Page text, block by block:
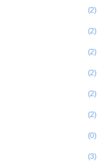
(2)
(2)
(2)
(2)
(2)
(2)
(0)
(3)